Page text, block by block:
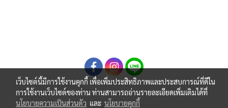
เว็บไซต์นี้มีการใช้งานคุกกี้ เพื่อเพิ่มประสิทธิภาพและประสบการณ์ที่ดีใน
การใช้งานเว็บไซต์ของท่าน ท่านสามารถอ่านรายละเอียดเพิ่มเติมได้ที่
นโยบายความเป็นส่วนตัว และ นโยบายคุกกี้